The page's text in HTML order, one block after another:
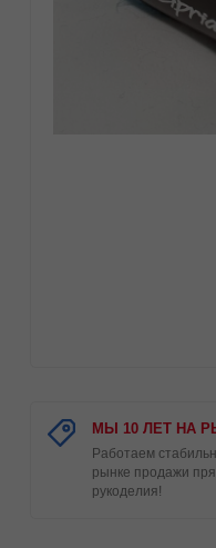
МЫ 10 ЛЕТ НА
Работаем
рынке продажи
рукоделия!